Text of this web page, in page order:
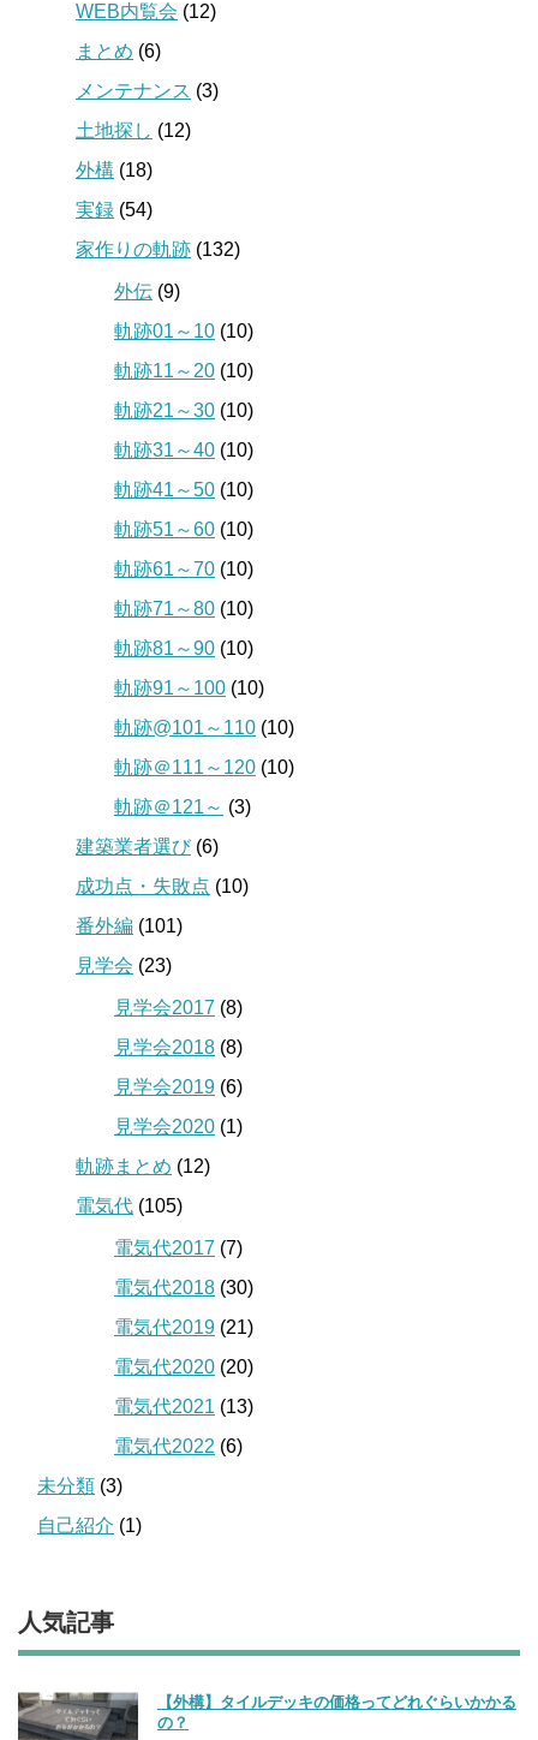
WEB内覧会 (12)
まとめ (6)
メンテナンス (3)
土地探し (12)
外構 (18)
実録 (54)
家作りの軌跡 (132)
外伝 (9)
軌跡01～10 (10)
軌跡11～20 (10)
軌跡21～30 (10)
軌跡31～40 (10)
軌跡41～50 (10)
軌跡51～60 (10)
軌跡61～70 (10)
軌跡71～80 (10)
軌跡81～90 (10)
軌跡91～100 (10)
軌跡@101～110 (10)
軌跡＠111～120 (10)
軌跡＠121～ (3)
建築業者選び(6)
成功点・失敗点 (10)
番外編 (101)
見学会 (23)
見学会2017 (8)
見学会2018 (8)
見学会2019 (6)
見学会2020 (1)
軌跡まとめ (12)
電気代 (105)
電気代2017 (7)
電気代2018 (30)
電気代2019 (21)
電気代2020 (20)
電気代2021 (13)
電気代2022 (6)
未分類 (3)
自己紹介 (1)
人気記事
【外構】タイルデッキの価格ってどれぐらいかかる
の？